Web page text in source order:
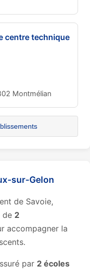
centre technique
Montmélian
sur-Gelon
de Savoie,
de 2
accompagner la
par 2 écoles